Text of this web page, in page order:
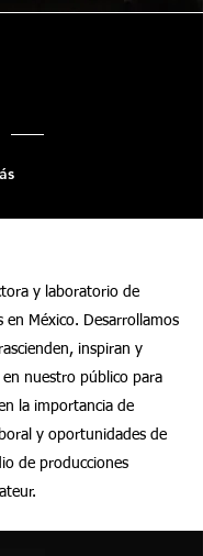
y laboratorio de
en México. Desarrollamos
inspiran y
nuestro público para
la importancia de
y oportunidades de
de producciones